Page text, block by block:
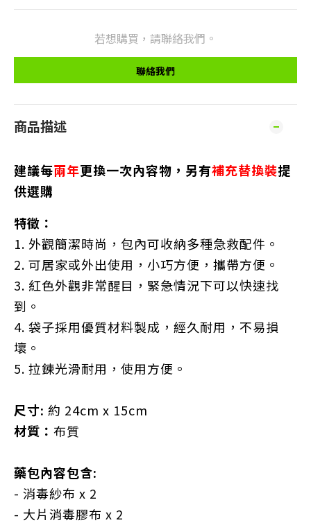
若想購買，請聯絡我們。
聯絡我們
商品描述
建議每兩年更換一次內容物，另有補充替換裝提
供選購
特徵：
1. 外觀簡潔時尚，包內可收納多種急救配件。
2. 可居家或外出使用，小巧方便，攜帶方便。
3. 紅色外觀非常醒目，緊急情況下可以快速找
到。
4. 袋子採用優質材料製成，經久耐用，不易損
壞。
5. 拉鍊光滑耐用，使用方便。
尺寸: 約 24cm x 15cm
材質： 布質
藥包內容包含:
- 消毒紗布 x 2
- 大片消毒膠布 x 2